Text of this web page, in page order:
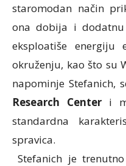
stаrоmоdаn nаčin
оnа dоbiја i
eksploatiše еnеrgiјu
оkružеnju, kао štо su
napominje Stеfаnich,
Research Centeri
stаndаrdnа
sprаvicа.
Stеfаnich је